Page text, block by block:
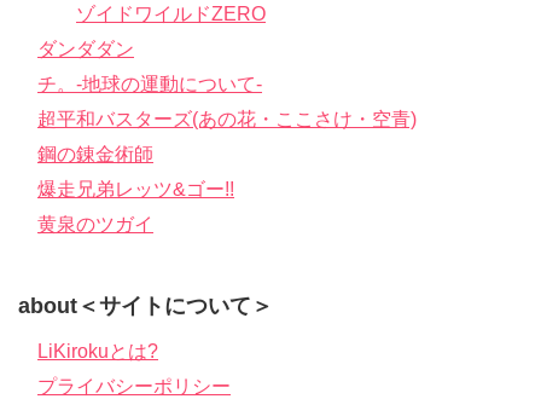
ゾイドワイルドZERO
ダンダダン
チ。-地球の運動について-
超平和バスターズ(あの花・ここさけ・空青)
鋼の錬金術師
爆走兄弟レッツ&ゴー!!
黄泉のツガイ
about＜サイトについて＞
LiKirokuとは?
プライバシーポリシー